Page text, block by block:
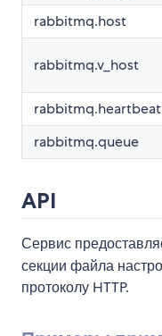
rabbitmq.host
rabbitmq.v_host
rabbitmq.heartbeat
rabbitmq.queue
API
Сервис
секции файла
протоколу HTTP.